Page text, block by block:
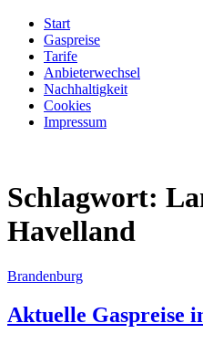
Start
Gaspreise
Tarife
Anbieterwechsel
Nachhaltigkeit
Cookies
Impressum
Schlagwort:
Havelland
Brandenburg
Aktuelle Gaspreise